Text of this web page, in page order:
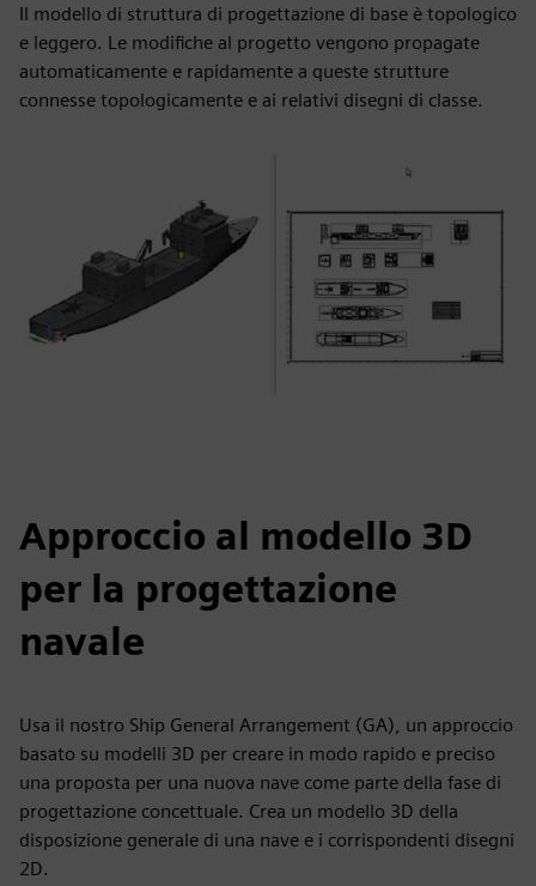
Il modello di struttura di progettazione di base è topologico
e leggero. Le modifiche al progetto vengono propagate
automaticamente e rapidamente a queste strutture
connesse topologicamente e ai relativi disegni di classe.
Approccio al modello 3D
per la progettazione
navale
Usa il nostro Ship General Arrangement (GA), un approccio
basato su modelli 3D per creare in modo rapido e preciso
una proposta per una nuova nave come parte della fase di
progettazione concettuale. Crea un modello 3D della
disposizione generale di una nave e i corrispondenti disegni
2D.